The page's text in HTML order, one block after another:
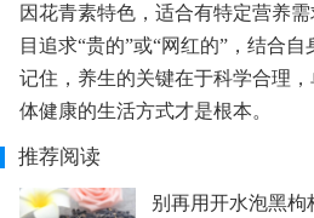
因花青素特色，适合有特定营养
目追求“贵的”或“网红的”，结合自
记住，养生的关键在于科学合理
体健康的生活方式才是根本。
推荐阅读
别再用开水泡黑枸